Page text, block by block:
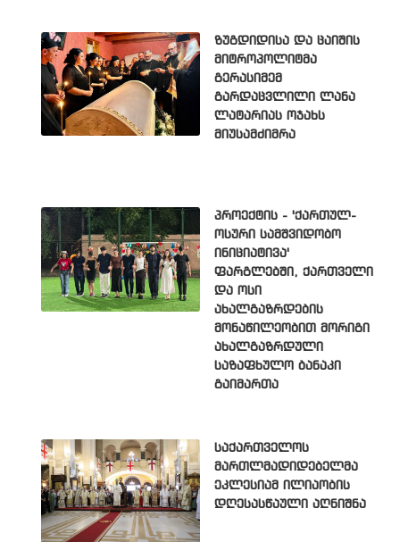
ზუგდიდისა და ცაიშის
მიტროპოლიტმა
გერასიმემ
გარდაცვლილი ლანა
ლატარიას ოჯახს
მიუსამძიმრა
პროექტის - 'ქართულ-
ოსური სამშვიდობო
ინიციატივა'
ფარგლებში, ქართველი
და ოსი
ახალგაზრდების
მონაწილეობით მორიგი
ახალგაზრდული
საზაფხულო ბანაკი
გაიმართა
საქართველოს
მართლმადიდებელმა
ეკლესიამ ილიაობის
დღესასწაული აღნიშნა